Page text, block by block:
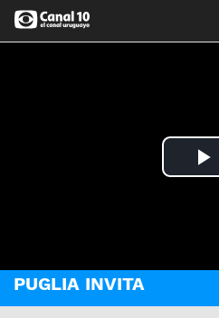
PUGLIA INVITA